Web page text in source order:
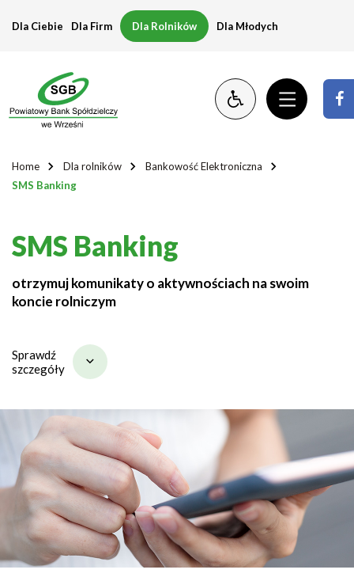
SMS
Dla Ciebie Dla Firm Dla Rolników Dla Młodych
Home Dla rolników
Bankowość Elektroniczna
SMS Banking
SMS Banking
otrzymuj komunikaty o aktywnościach na swoim
koncie rolniczym
Sprawdź
szczegóły